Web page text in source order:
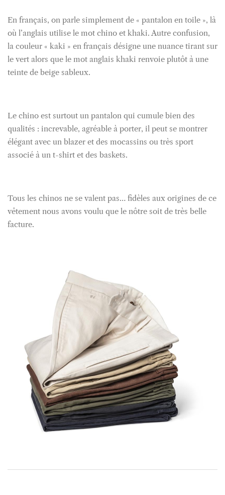
En français, on parle simplement de « pantalon en toile », là
où l’anglais utilise le mot chino et khaki. Autre confusion,
la couleur « kaki » en français désigne une nuance tirant sur
le vert alors que le mot anglais khaki renvoie plutôt à une
teinte de beige sableux.
Le chino est surtout un pantalon qui cumule bien des
qualités : increvable, agréable à porter, il peut se montrer
élégant avec un blazer et des mocassins ou très sport
associé à un t-shirt et des baskets.
Tous les chinos ne se valent pas… fidèles aux origines de ce
vêtement nous avons voulu que le nôtre soit de très belle
facture.